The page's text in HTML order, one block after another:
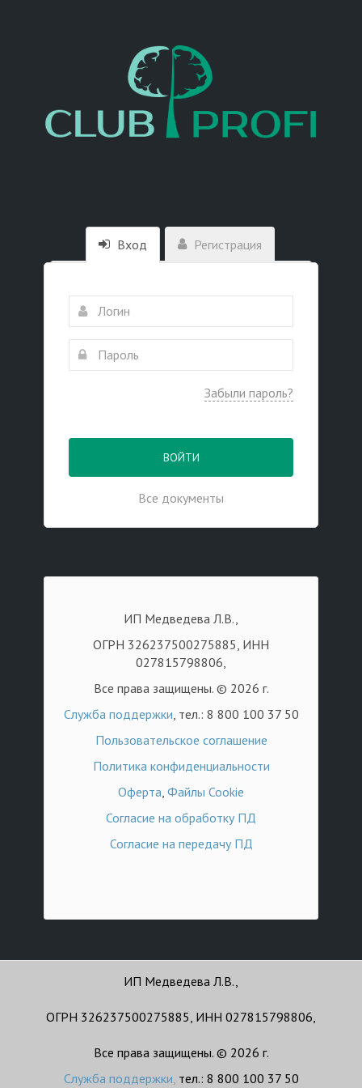
Вход Регистрация
Забыли пароль?
ВОЙТИ
Все документы
ИП Медведева Л.В.,
ОГРН 326237500275885, ИНН
027815798806,
Все права защищены. © 2026 г.
Служба поддержки, тел.: 8 800 100 37 50
Пользовательское соглашение
Политика конфиденциальности
Оферта, Файлы Cookie
Согласие на обработку ПД
Согласие на передачу ПД
ИП Медведева Л.В.,
ОГРН 326237500275885, ИНН 027815798806,
Все права защищены. © 2026 г.
Служба поддержки, тел.: 8 800 100 37 50